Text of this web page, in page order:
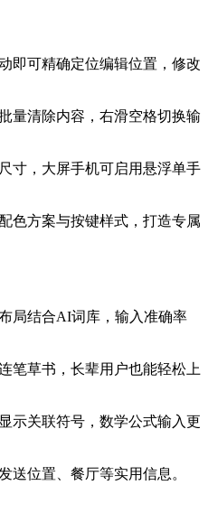
即可精确定位编辑位置，修改
量清除内容，右滑空格切换输
寸，大屏手机可启用悬浮单手
色方案与按键样式，打造专属
局结合AI词库，输入准确率
笔草书，长辈用户也能轻松上
示关联符号，数学公式输入更
送位置、餐厅等实用信息。